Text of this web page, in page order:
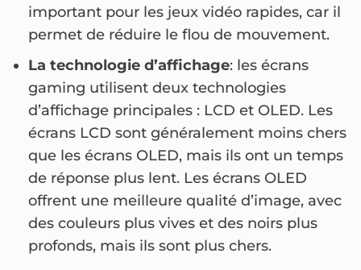
important pour les jeux vidéo rapides, car il
permet de réduire le flou de mouvement.
La technologie d’affichage: les écrans
gaming utilisent deux technologies
d’affichage principales : LCD et OLED. Les
écrans LCD sont généralement moins chers
que les écrans OLED, mais ils ont un temps
de réponse plus lent. Les écrans OLED
offrent une meilleure qualité d’image, avec
des couleurs plus vives et des noirs plus
profonds, mais ils sont plus chers.